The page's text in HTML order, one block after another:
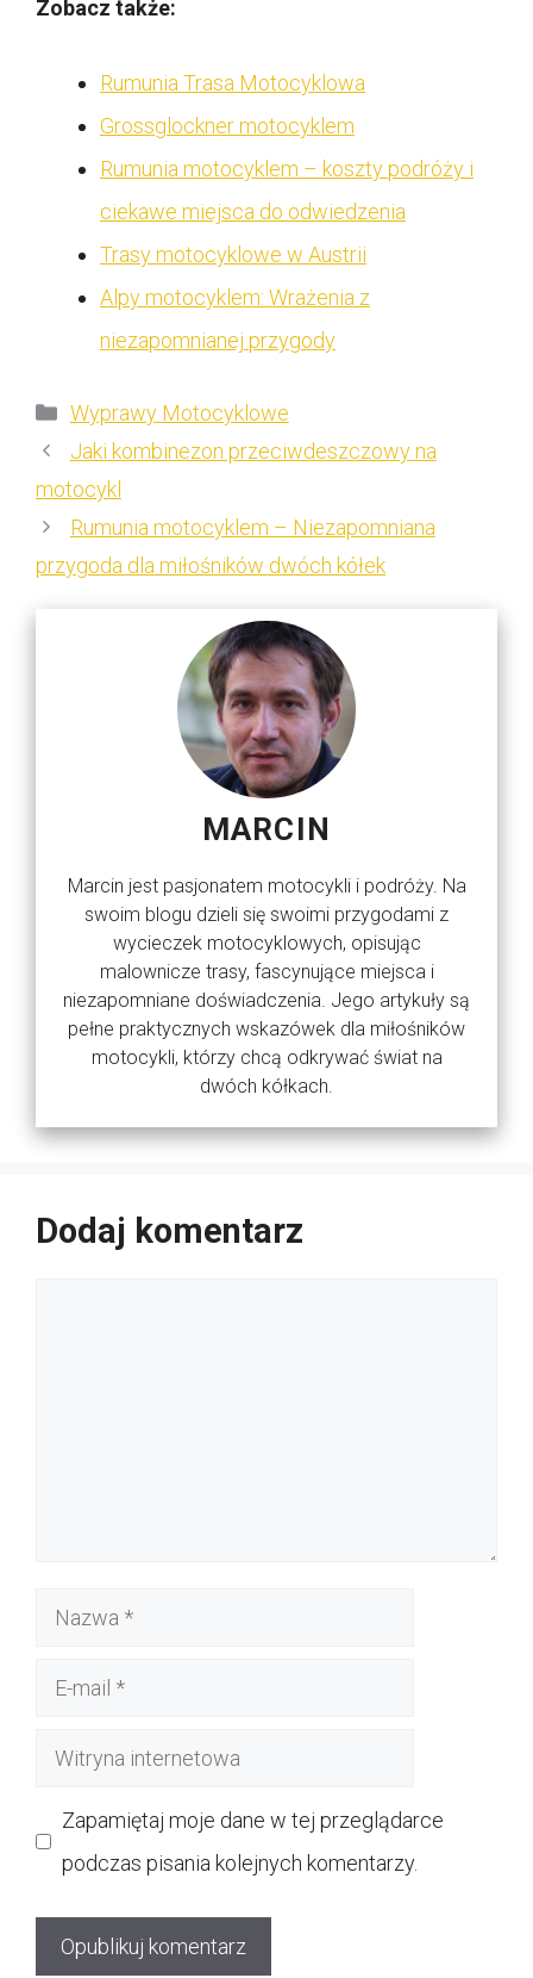
Zobacz także:
Rumunia Trasa Motocyklowa
Grossglockner motocyklem
Rumunia motocyklem – koszty podróży i
ciekawe miejsca do odwiedzenia
Trasy motocyklowe w Austrii
Alpy motocyklem: Wrażenia z
niezapomnianej przygody
Kategorie
Wyprawy Motocyklowe
Jaki kombinezon przeciwdeszczowy na
motocykl
Rumunia motocyklem – Niezapomniana
przygoda dla miłośników dwóch kółek
MARCIN
Marcin jest pasjonatem motocykli i podróży. Na
swoim blogu dzieli się swoimi przygodami z
wycieczek motocyklowych, opisując
malownicze trasy, fascynujące miejsca i
niezapomniane doświadczenia. Jego artykuły są
pełne praktycznych wskazówek dla miłośników
motocykli, którzy chcą odkrywać świat na
dwóch kółkach.
Dodaj komentarz
Nazwa
Witryna
Zapamiętaj moje dane w tej przeglądarce
podczas pisania kolejnych komentarzy.